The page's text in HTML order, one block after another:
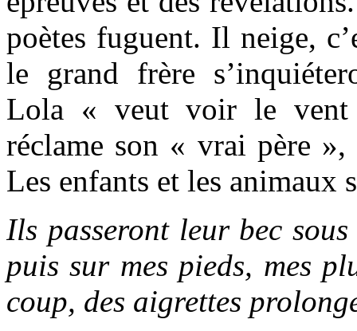
poètes fuguent. Il neige,
le grand frère
Lola « veut voir le vent
réclame son « vrai père
Les enfants et les animaux
Ils passeront leur bec
puis sur mes pieds, mes
coup, des aigrettes